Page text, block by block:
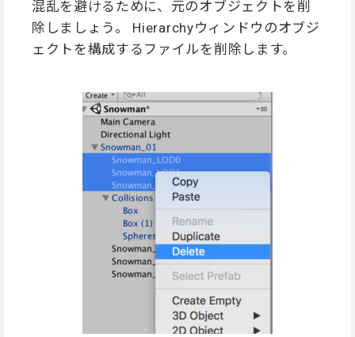
混乱を避けるために、元のオブジェクトを削
除しましょう。 Hierarchyウィンドウのオブジ
ェクトを構成するファイルを削除します。